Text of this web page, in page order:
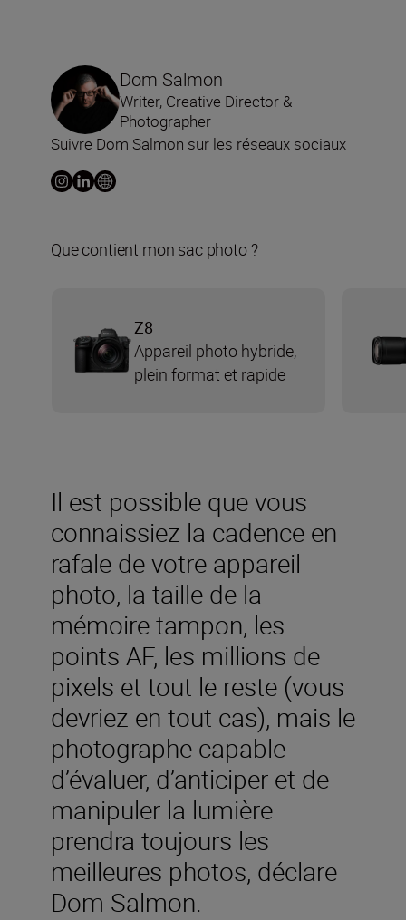
Il est possible que vous
connaissiez la cadence en
rafale de votre appareil
photo, la taille de la
mémoire tampon, les
points AF, les millions de
pixels et tout le reste (vous
devriez en tout cas), mais le
photographe capable
d’évaluer, d’anticiper et de
manipuler la lumière
prendra toujours les
meilleures photos, déclare
Dom Salmon.
Dom Salmon
Writer, Creative Director &
Photographer
Suivre Dom Salmon sur les réseaux sociaux
Que contient mon sac photo ?
Z8
Appareil photo hybride,
plein format et rapide